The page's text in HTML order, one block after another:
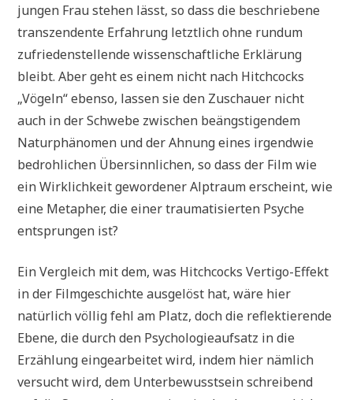
jungen Frau stehen lässt, so dass die beschriebene
transzendente Erfahrung letztlich ohne rundum
zufriedenstellende wissenschaftliche Erklärung
bleibt. Aber geht es einem nicht nach Hitchcocks
„Vögeln“ ebenso, lassen sie den Zuschauer nicht
auch in der Schwebe zwischen beängstigendem
Naturphänomen und der Ahnung eines irgendwie
bedrohlichen Übersinnlichen, so dass der Film wie
ein Wirklichkeit gewordener Alptraum erscheint, wie
eine Metapher, die einer traumatisierten Psyche
entsprungen ist?
Ein Vergleich mit dem, was Hitchcocks Vertigo-Effekt
in der Filmgeschichte ausgelöst hat, wäre hier
natürlich völlig fehl am Platz, doch die reflektierende
Ebene, die durch den Psychologieaufsatz in die
Erzählung eingearbeitet wird, indem hier nämlich
versucht wird, dem Unterbewusstsein schreibend